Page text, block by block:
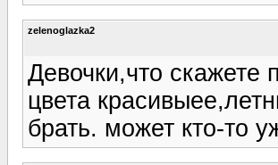
zelenoglazka2
Девочки,что скажете
цвета
брать. может кто-то